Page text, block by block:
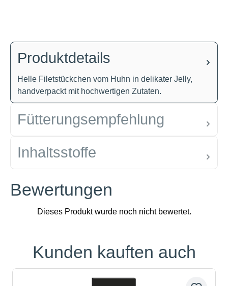
Produktdetails
Helle Filetstückchen vom Huhn in delikater Jelly,
handverpackt mit hochwertigen Zutaten.
Fütterungsempfehlung
Inhaltsstoffe
Bewertungen
Produktgalerie überspringen
Kunden kauften auch